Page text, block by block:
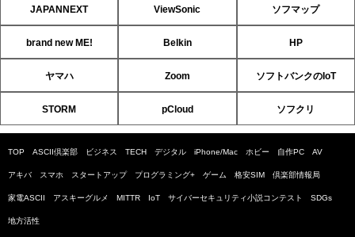
JAPANNEXT ViewSonic ソフマップ
brand new ME! Belkin HP
ヤマハ Zoom ソフトバンクのIoT
STORM pCloud ソフクリ
TOP ASCII倶楽部 ビジネス TECH デジタル iPhone/Mac ホビー 自作PC AV
アキバ スマホ スタートアップ プログラミング+ ゲーム 格安SIM 倶楽部情報局
家電ASCII アスキーグルメ MITTR IoT サイバーセキュリティ小説コンテスト SDGs
地方活性